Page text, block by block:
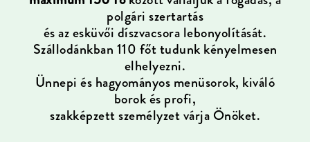
polgári szertartás
és az esküvői díszvacsora lebonyolítását.
Szállodánkban 110 főt tudunk kényelmesen
elhelyezni.
Ünnepi és hagyományos menüsorok, kiváló
borok és profi,
szakképzett személyzet várja Önöket.